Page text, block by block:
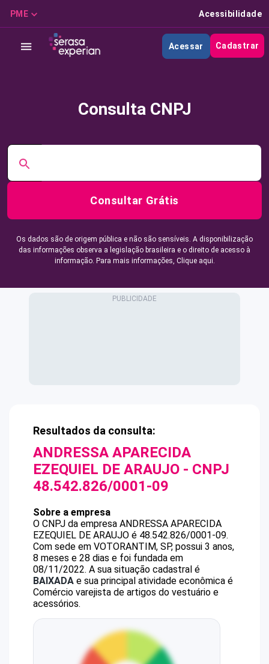
PME Acessibilidade
Acessar Cadastrar
Consulta CNPJ
Consultar Grátis
Os dados são de origem pública e não são sensíveis. A disponibilização
das informações observa a legislação brasileira e o direito de acesso à
informação. Para mais informações, Clique aqui.
Resultados da consulta:
ANDRESSA APARECIDA
EZEQUIEL DE ARAUJO - CNPJ
48.542.826/0001-09
Sobre a empresa
O CNPJ da empresa ANDRESSA APARECIDA
EZEQUIEL DE ARAUJO é 48.542.826/0001-09.
Com sede em VOTORANTIM, SP, possui 3 anos,
8 meses e 28 dias e foi fundada em
08/11/2022. A sua situação cadastral é
BAIXADA e sua principal atividade econômica é
Comércio varejista de artigos do vestuário e
acessórios.